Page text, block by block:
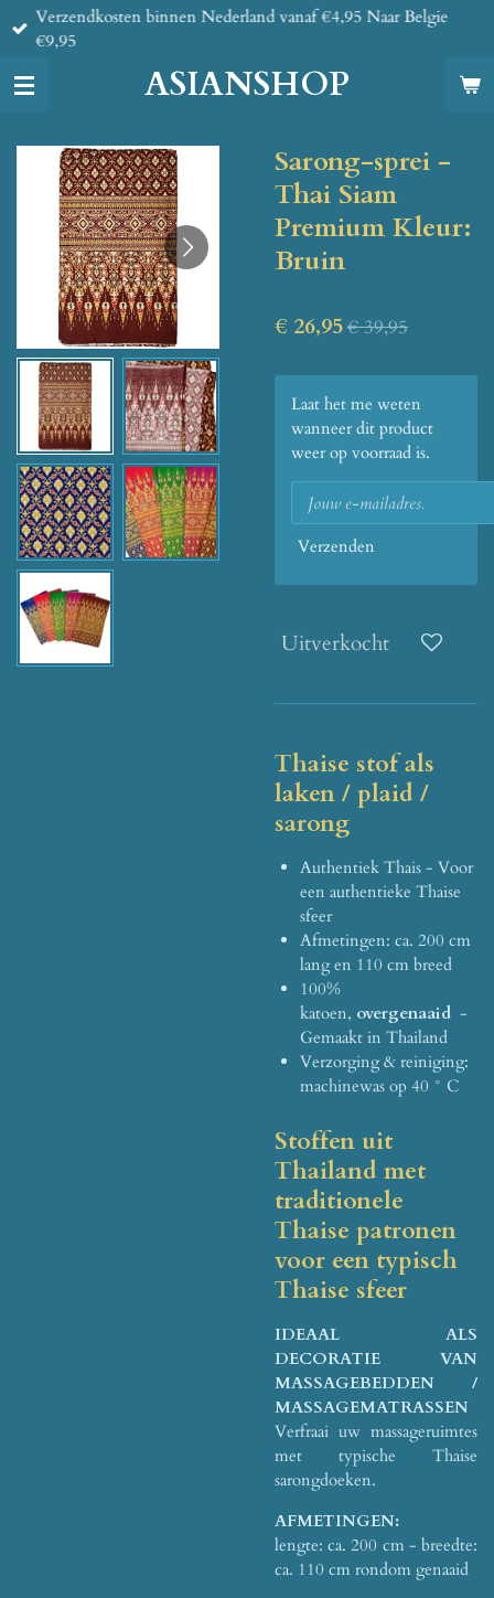
Ga
direct
de
ASIANSHOP
Verzendkosten binnen Nederland vanaf €4,95 Naar Belgie
€9,95
Sarong-sprei -
Thai Siam
Premium Kleur:
Bruin
€ 26,95€ 39,95
Laat het me weten
wanneer dit product
weer op voorraad is.
Verzenden
Uitverkocht
Thaise stof als
laken / plaid /
sarong
Authentiek Thais - Voor
een authentieke Thaise
sfeer
Afmetingen: ca. 200 cm
lang en 110 cm breed
100%
katoen, overgenaaid -
Gemaakt in Thailand
Verzorging & reiniging:
machinewas op 40 ° C
Stoffen uit
Thailand met
traditionele
Thaise patronen
voor een typisch
Thaise sfeer
IDEAAL ALS
DECORATIE VAN
MASSAGEBEDDEN /
MASSAGEMATRASSEN
Verfraai uw massageruimtes
met typische Thaise
sarongdoeken.
AFMETINGEN:
lengte: ca. 200 cm - breedte:
ca. 110 cm rondom genaaid